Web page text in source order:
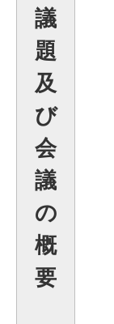
議
題
及
び
会
議
の
概
要